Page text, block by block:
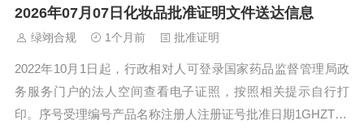
2026年07月07日化妆品批准证明文件送达信息
绿翊合规 1个月前 批准证明
2022年10月1日起，行政相对人可登录国家药品监督管理局政
务服务门户的法人空间查看电子证照，按照相关提示自行打
印。序号受理编号产品名称注册人注册证号批准日期1GHZTX2